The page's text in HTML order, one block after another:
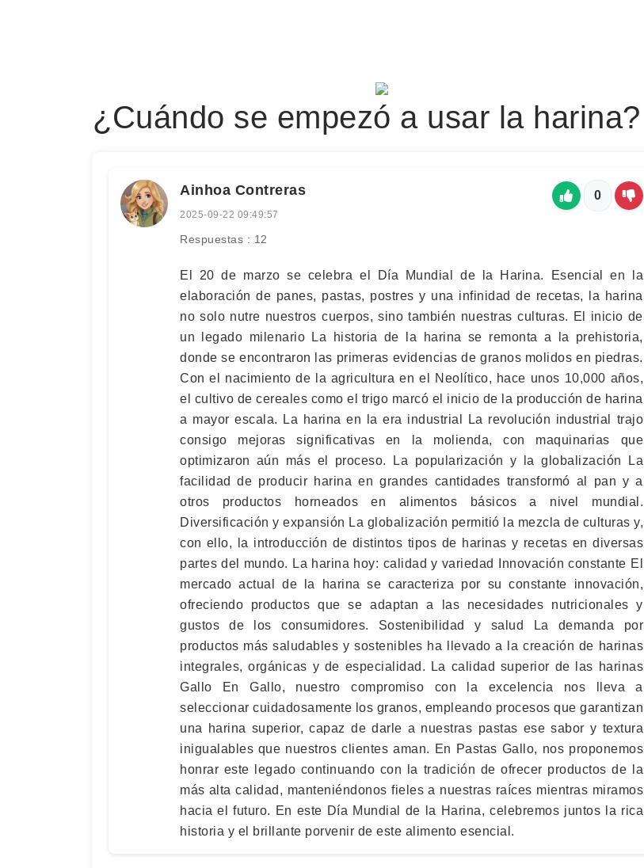
¿Cuándo se empezó a usar la harina?
Ainhoa Contreras
2025-09-22 09:49:57
Respuestas : 12
0
El 20 de marzo se celebra el Día Mundial de la Harina. Esencial en la
elaboración de panes, pastas, postres y una infinidad de recetas, la harina
no solo nutre nuestros cuerpos, sino también nuestras culturas. El inicio de
un legado milenario La historia de la harina se remonta a la prehistoria,
donde se encontraron las primeras evidencias de granos molidos en piedras.
Con el nacimiento de la agricultura en el Neolítico, hace unos 10,000 años,
el cultivo de cereales como el trigo marcó el inicio de la producción de harina
a mayor escala. La harina en la era industrial La revolución industrial trajo
consigo mejoras significativas en la molienda, con maquinarias que
optimizaron aún más el proceso. La popularización y la globalización La
facilidad de producir harina en grandes cantidades transformó al pan y a
otros productos horneados en alimentos básicos a nivel mundial.
Diversificación y expansión La globalización permitió la mezcla de culturas y,
con ello, la introducción de distintos tipos de harinas y recetas en diversas
partes del mundo. La harina hoy: calidad y variedad Innovación constante El
mercado actual de la harina se caracteriza por su constante innovación,
ofreciendo productos que se adaptan a las necesidades nutricionales y
gustos de los consumidores. Sostenibilidad y salud La demanda por
productos más saludables y sostenibles ha llevado a la creación de harinas
integrales, orgánicas y de especialidad. La calidad superior de las harinas
Gallo En Gallo, nuestro compromiso con la excelencia nos lleva a
seleccionar cuidadosamente los granos, empleando procesos que garantizan
una harina superior, capaz de darle a nuestras pastas ese sabor y textura
inigualables que nuestros clientes aman. En Pastas Gallo, nos proponemos
honrar este legado continuando con la tradición de ofrecer productos de la
más alta calidad, manteniéndonos fieles a nuestras raíces mientras miramos
hacia el futuro. En este Día Mundial de la Harina, celebremos juntos la rica
historia y el brillante porvenir de este alimento esencial.